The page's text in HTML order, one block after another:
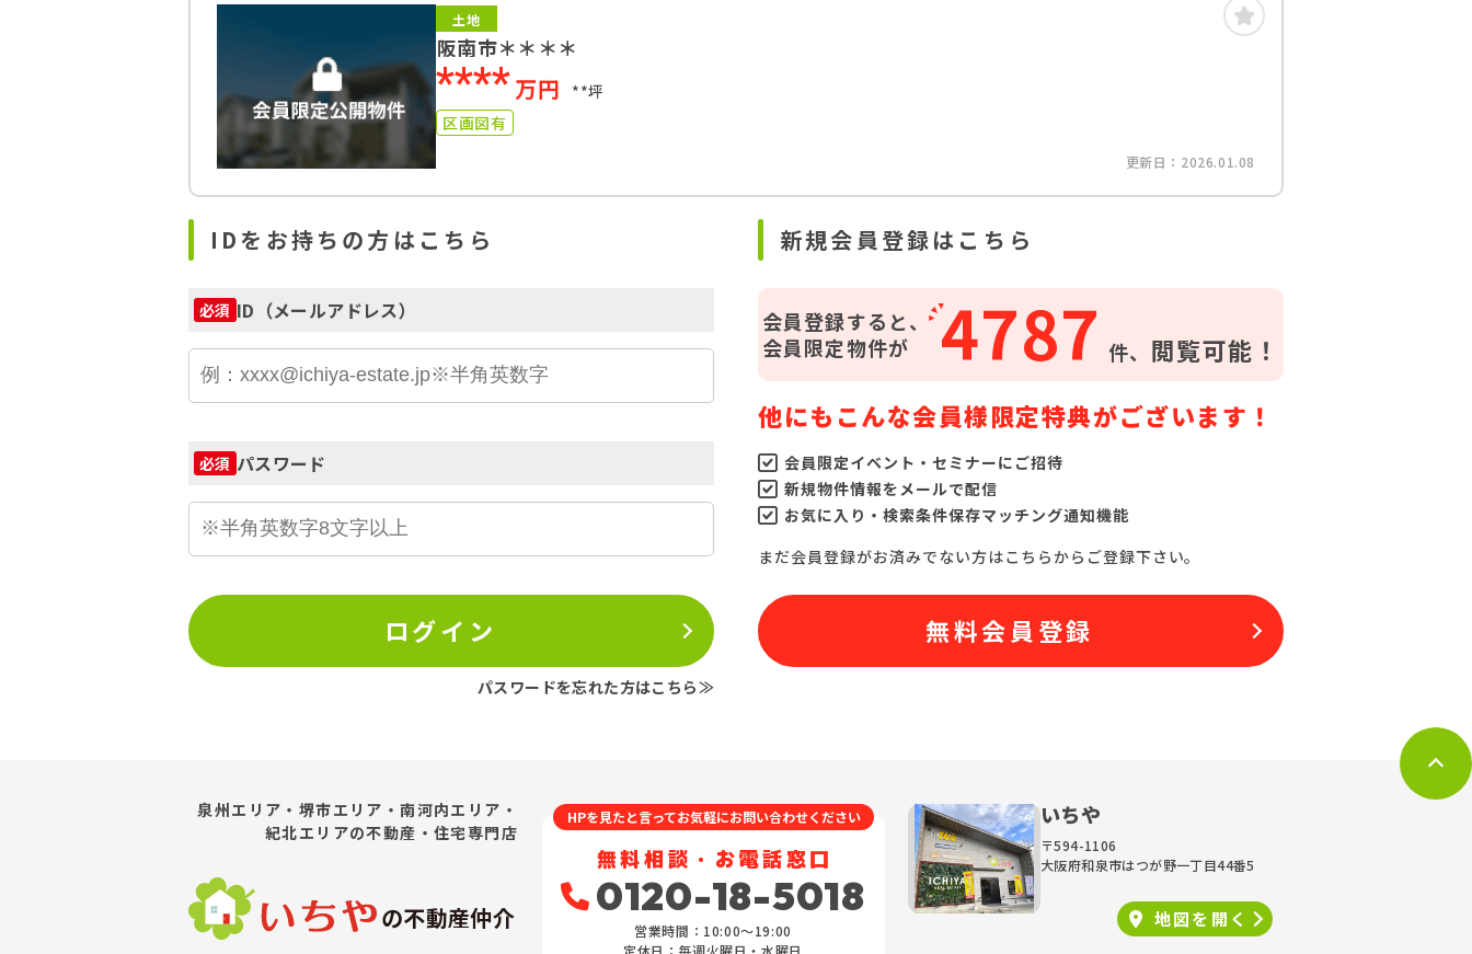
土地
阪南市＊＊＊＊
****万円
**坪
区画図有
更新日：2026.01.08
IDをお持ちの方はこちら
必須 ID（メールアドレス）
必須 パスワード
ログイン
パスワードを忘れた方はこちら≫
新規会員登録はこちら
会員登録すると、
会員限定物件が
4787 件、 閲覧可能！
他にもこんな会員様限定特典がございます！
会員限定イベント・セミナーにご招待
新規物件情報をメールで配信
お気に入り・検索条件保存マッチング通知機能
まだ会員登録がお済みでない方はこちらからご登録下さい。
無料会員登録
泉州エリア・堺市エリア・南河内エリア・
紀北エリアの不動産・住宅専門店
の不動産仲介
HPを見たと言ってお気軽にお問い合わせください
無料相談・お電話窓口
0120-18-5018
営業時間：10:00〜19:00
いちや
〒594-1106
大阪府和泉市はつが野一丁目44番5
地図を 開く